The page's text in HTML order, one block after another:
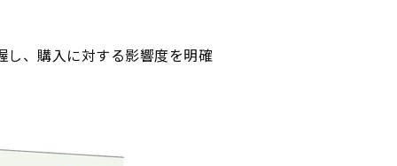
、購入に対する影響度を明確